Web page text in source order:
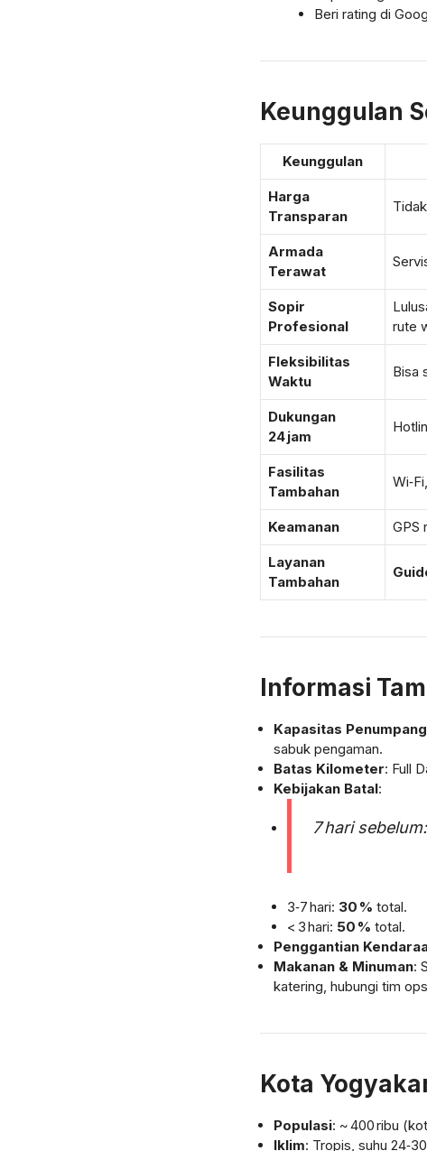
Beri rating di
Keunggulan
Keunggulan
Harga
Transparan
Armada
Terawat
Sopir
Profesional
rute
Fleksibilitas
Waktu
Bisa
Dukungan
24 jam
Fasilitas
Tambahan
Keamanan GPS
Layanan
Tambahan
Informasi
Kapasitas Penumpang
sabuk pengaman.
Batas Kilometer: Full
Kebijakan Batal:
7 hari sebelum:
3‑7 hari: 30 % total.
< 3 hari: 50 % total.
Penggantian
Makanan & Minuman:
katering, hubungi tim
Kota
Populasi: ~ 400 ribu
Iklim: Tropis, suhu